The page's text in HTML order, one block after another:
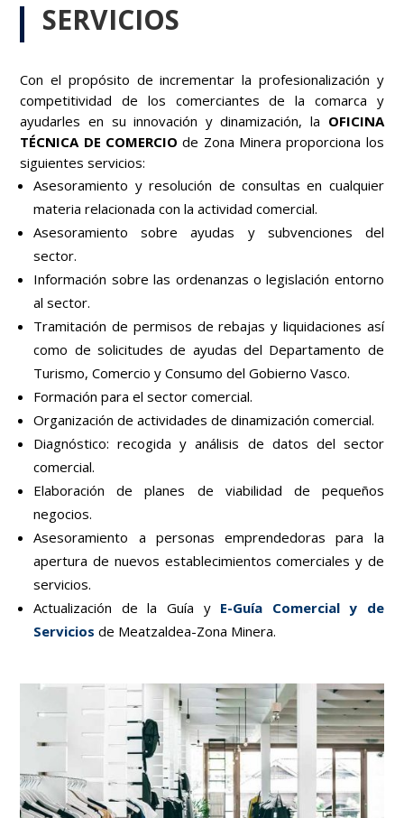
SERVICIOS
Con el propósito de incrementar la profesionalización y
competitividad de los comerciantes de la comarca y
ayudarles en su innovación y dinamización, la OFICINA
TÉCNICA DE COMERCIO de Zona Minera proporciona los
siguientes servicios:
Asesoramiento y resolución de consultas en cualquier
materia relacionada con la actividad comercial.
Asesoramiento sobre ayudas y subvenciones del
sector.
Información sobre las ordenanzas o legislación entorno
al sector.
Tramitación de permisos de rebajas y liquidaciones así
como de solicitudes de ayudas del Departamento de
Turismo, Comercio y Consumo del Gobierno Vasco.
Formación para el sector comercial.
Organización de actividades de dinamización comercial.
Diagnóstico: recogida y análisis de datos del sector
comercial.
Elaboración de planes de viabilidad de pequeños
negocios.
Asesoramiento a personas emprendedoras para la
apertura de nuevos establecimientos comerciales y de
servicios.
Actualización de la Guía y E-Guía Comercial y de
Servicios de Meatzaldea-Zona Minera.